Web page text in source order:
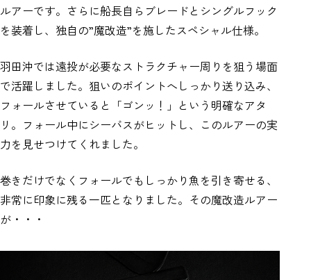
ルアーです。さらに船長自らブレードとシングルフック
を装着し、独自の”魔改造”を施したスペシャル仕様。
羽田沖では遠投が必要なストラクチャー周りを狙う場面
で活躍しました。狙いのポイントへしっかり送り込み、
フォールさせていると「ゴンッ！」という明確なアタ
リ。フォール中にシーバスがヒットし、このルアーの実
力を見せつけてくれました。
巻きだけでなくフォールでもしっかり魚を引き寄せる、
非常に印象に残る一匹となりました。その魔改造ルアー
が・・・